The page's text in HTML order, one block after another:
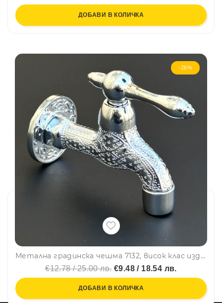
ДОБАВИ В КОЛИЧКА
-26%
Метална градинска чешма 7132, висок клас изделие 100% ХРОМ с аератор- неръжд.стомана, ретро, винтидж,1/2 инча
€12.78 / 25.00 лв.€9.48 / 18.54 лв.
ДОБАВИ В КОЛИЧКА